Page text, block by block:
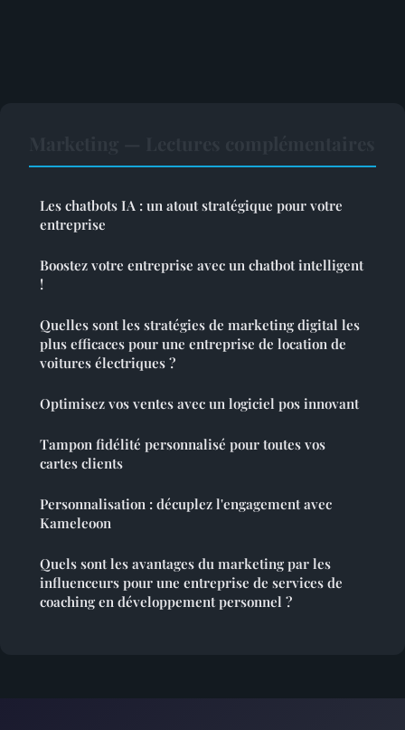
Les chatbots IA : un atout stratégique pour votre
entreprise
Boostez votre entreprise avec un chatbot intelligent
!
Quelles sont les stratégies de marketing digital les
plus efficaces pour une entreprise de location de
voitures électriques ?
Optimisez vos ventes avec un logiciel pos innovant
Tampon fidélité personnalisé pour toutes vos
cartes clients
Personnalisation : décuplez l'engagement avec
Kameleoon
Quels sont les avantages du marketing par les
influenceurs pour une entreprise de services de
coaching en développement personnel ?